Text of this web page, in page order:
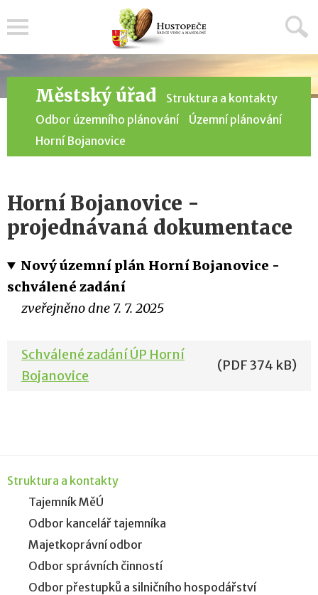
Městský úřad
Struktura a kontakty
Odbor územního plánování
Územní plánování
Horní Bojanovice
Horní Bojanovice -
projednávaná dokumentace
Nový územní plán Horní Bojanovice -
schválené zadání
zveřejněno dne 7. 7. 2025
Schválené zadání ÚP Horní
Bojanovice
(PDF 374 kB)
Struktura a kontakty
Tajemník MěÚ
Odbor kancelář tajemníka
Majetkoprávní odbor
Odbor správních činností
Odbor přestupků a silničního hospodářství